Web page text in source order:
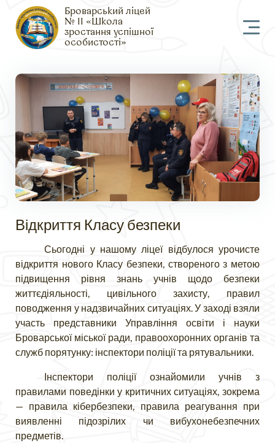
Броварський ліцей
№ 11 «Школа
зростання успішної
особистості»
Відкриття Класу безпеки
Сьогодні у нашому ліцеї відбулося урочисте
відкриття нового Класу безпеки, створеного з метою
підвищення рівня знань учнів щодо безпеки
життєдіяльності, цивільного захисту, правил
поводження у надзвичайних ситуаціях. У заході взяли
участь представники Управління освіти і науки
Броварської міської ради, правоохоронних органів та
служб порятунку: інспектори поліції та рятувальники.
Інспектори поліції ознайомили учнів з
правилами поведінки у критичних ситуаціях, зокрема
— правила кібербезпеки, правила реагування при
виявленні підозрілих чи вибухонебезпечних
предметів.